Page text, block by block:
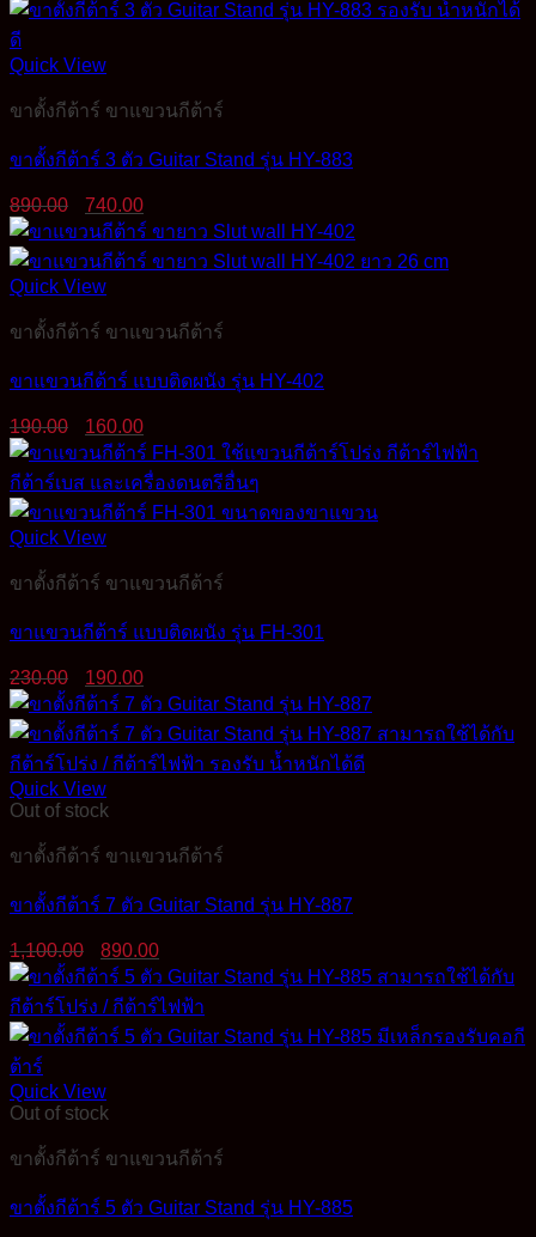
Quick View
ขาตั้งกีต้าร์ ขาแขวนกีต้าร์
ขาตั้งกีต้าร์ 3 ตัว Guitar Stand รุ่น HY-883
890.00
Original
price
was:
890.00฿.
740.00
price
is:
740.00฿.
Quick View
ขาตั้งกีต้าร์ ขาแขวนกีต้าร์
ขาแขวนกีต้าร์ แบบติดผนัง รุ่น HY-402
190.00
Original
price
was:
190.00฿.
160.00
price
is:
160.00฿.
Quick View
ขาตั้งกีต้าร์ ขาแขวนกีต้าร์
ขาแขวนกีต้าร์ แบบติดผนัง รุ่น FH-301
230.00
Original
price
was:
230.00฿.
190.00
price
is:
190.00฿.
Quick View
Out of stock
ขาตั้งกีต้าร์ ขาแขวนกีต้าร์
ขาตั้งกีต้าร์ 7 ตัว Guitar Stand รุ่น HY-887
1,100.00
Original
price
was:
1,100.00฿.
890.00
price
is:
890.00฿.
Quick View
Out of stock
ขาตั้งกีต้าร์ ขาแขวนกีต้าร์
ขาตั้งกีต้าร์ 5 ตัว Guitar Stand รุ่น HY-885